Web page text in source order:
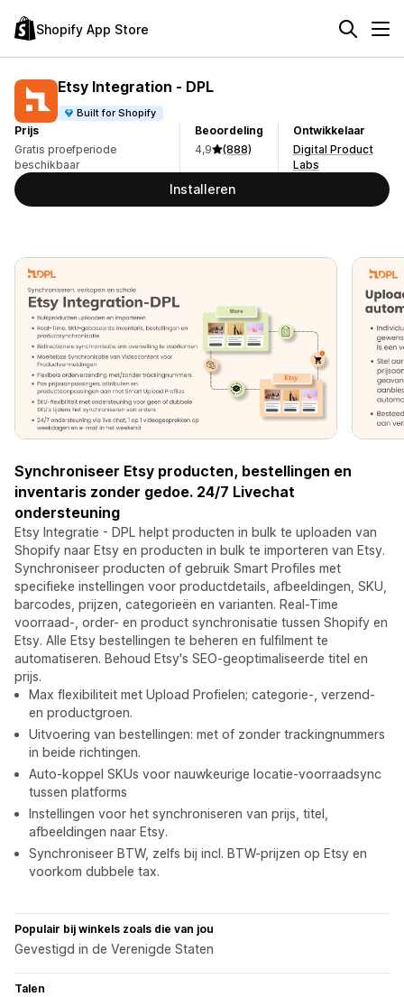
Shopify App Store
Etsy Integration ‑ DPL
Built for Shopify
Prijs
Gratis proefperiode
beschikbaar
Beoordeling
4,9
(888)
Ontwikkelaar
Digital Product
Labs
Installeren
Synchroniseer Etsy producten, bestellingen en
inventaris zonder gedoe. 24/7 Livechat
ondersteuning
Etsy Integratie - DPL helpt producten in bulk te uploaden van
Shopify naar Etsy en producten in bulk te importeren van Etsy.
Synchroniseer producten of gebruik Smart Profiles met
specifieke instellingen voor productdetails, afbeeldingen, SKU,
barcodes, prijzen, categorieën en varianten. Real-Time
voorraad-, order- en product synchronisatie tussen Shopify en
Etsy. Alle Etsy bestellingen te beheren en fulfilment te
automatiseren. Behoud Etsy's SEO-geoptimaliseerde titel en
prijs.
Max flexibiliteit met Upload Profielen; categorie-, verzend-
en productgroen.
Uitvoering van bestellingen: met of zonder trackingnummers
in beide richtingen.
Auto-koppel SKUs voor nauwkeurige locatie-voorraad­sync
tussen platforms
Instellingen voor het synchroniseren van prijs, titel,
afbeeldingen naar Etsy.
Synchroniseer BTW, zelfs bij incl. BTW-prijzen op Etsy en
voorkom dubbele tax.
Populair bij winkels zoals die van jou
Gevestigd in de Verenigde Staten
Talen